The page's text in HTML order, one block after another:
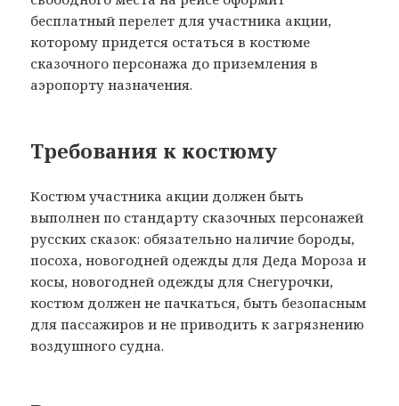
бесплатный перелет для участника акции,
которому придется остаться в костюме
сказочного персонажа до приземления в
аэропорту назначения.
Требования к костюму
Костюм участника акции должен быть
выполнен по стандарту сказочных персонажей
русских сказок: обязательно наличие бороды,
посоха, новогодней одежды для Деда Мороза и
косы, новогодней одежды для Снегурочки,
костюм должен не пачкаться, быть безопасным
для пассажиров и не приводить к загрязнению
воздушного судна.